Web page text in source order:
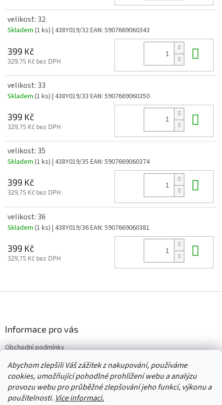
Abychom zlepšili Váš zážitek z nakupování, používáme
cookies, umožňující pohodlné prohlížení webu a analýzu
provozu webu pro průběžné zlepšování jeho funkcí, výkonu a
použitelnosti. Více informaci.
velikost: 32
Skladem (1 ks) | 438Y019/32EAN: 5907669060343
399 Kč
329,75 Kč bez DPH
velikost: 33
Skladem (1 ks) | 438Y019/33 EAN: 5907669060350
399 Kč
329,75 Kč bez DPH
velikost: 35
Skladem (1 ks) | 438Y019/35 EAN: 5907669060374
399 Kč
329,75 Kč bez DPH
velikost: 36
Skladem (1 ks) | 438Y019/36EAN: 5907669060381
399 Kč
329,75 Kč bez DPH
í
Informace pro vás
Obchodní podmínky
Vrácení/výměna/reklamace
Velkoobchod